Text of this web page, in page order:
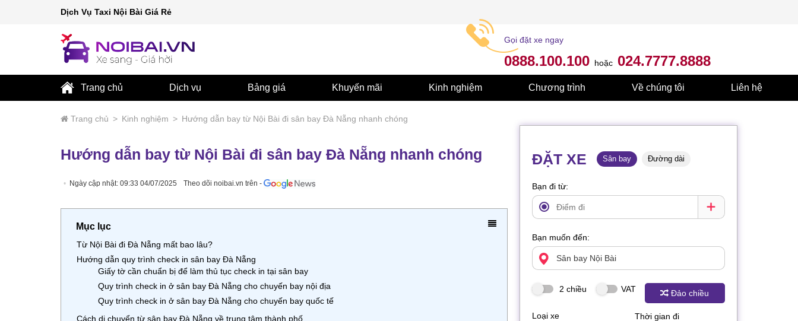
Dịch Vụ Taxi Nội Bài Giá Rẻ
Gọi đặt xe ngay
0888.100.100 hoặc 024.7777.8888
Trang chủ Dịch vụ Bảng giá Khuyến mãi Kinh nghiệm Chương trình Về chúng tôi Liên hệ
Trang chủ > Kinh nghiệm > Hướng dẫn bay từ Nội Bài đi sân bay Đà Nẵng nhanh chóng
Hướng dẫn bay từ Nội Bài đi sân bay Đà Nẵng nhanh chóng
Ngày cập nhật: 09:33 04/07/2025 Theo dõi noibai.vn trên -
Mục lục
Từ Nội Bài đi Đà Nẵng mất bao lâu?
Hướng dẫn quy trình check in sân bay Đà Nẵng
Giấy tờ cần chuẩn bị để làm thủ tục check in tại sân bay
Quy trình check in ở sân bay Đà Nẵng cho chuyến bay nội địa
Quy trình check in ở sân bay Đà Nẵng cho chuyến bay quốc tế
Cách di chuyển từ sân bay Đà Nẵng về trung tâm thành phố
ĐẶT XE Sân bay Đường dài
Bạn đi từ:
Bạn muốn đến:
2 chiều VAT Đảo chiều
Loại xe Thời gian đi